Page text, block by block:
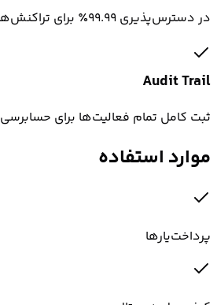
در دسترس‌پذیری ۹۹.۹۹٪ برای تراکنش‌ها
Audit Trail
ثبت کامل تمام فعالیت‌ها برای حسابرسی
موارد استفاده
پرداخت‌یارها